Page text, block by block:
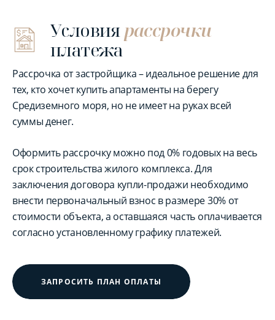
Условиярассрочки
платежа
Рассрочка от застройщика – идеальное решение для
тех, кто хочет купить апартаменты на берегу
Средиземного моря, но не имеет на руках всей
суммы денег.
Оформить рассрочку можно под 0% годовых на весь
срок строительства жилого комплекса. Для
заключения договора купли-продажи необходимо
внести первоначальный взнос в размере 30% от
стоимости объекта, а оставшаяся часть оплачивается
согласно установленному графику платежей.
ЗАПРОСИТЬ ПЛАН ОПЛАТЫ